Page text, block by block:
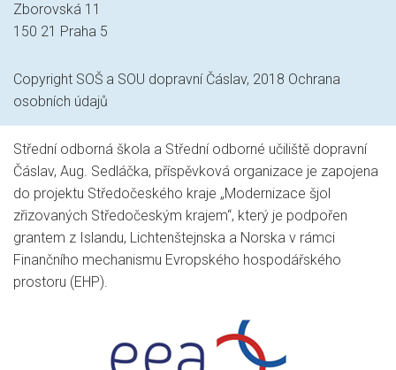
Zborovská 11
150 21 Praha 5
Copyright SOŠ a SOU dopravní Čáslav, 2018 Ochrana
osobních údajů
Střední odborná škola a Střední odborné učiliště dopravní
Čáslav, Aug. Sedláčka, příspěvková organizace je zapojena
do projektu Středočeského kraje „Modernizace šjol
zřizovaných Středočeským krajem“, který je podpořen
grantem z Islandu, Lichtenštejnska a Norska v rámci
Finančního mechanismu Evropského hospodářského
prostoru (EHP).